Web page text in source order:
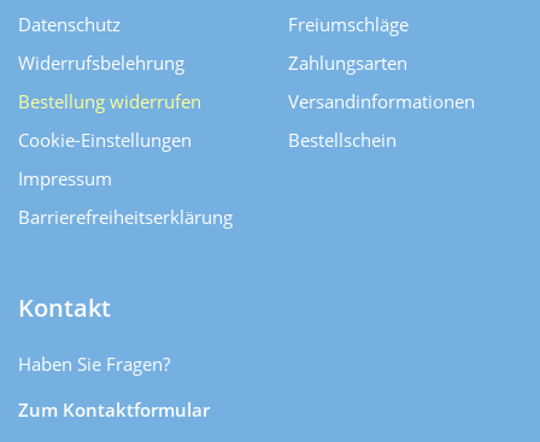
Datenschutz
Widerrufsbelehrung
Bestellung widerrufen
Cookie-Einstellungen
Impressum
Barrierefreiheitserklärung
Freiumschläge
Zahlungsarten
Versand­informationen
Bestellschein
Kontakt
Haben Sie Fragen?
Zum Kontaktformular